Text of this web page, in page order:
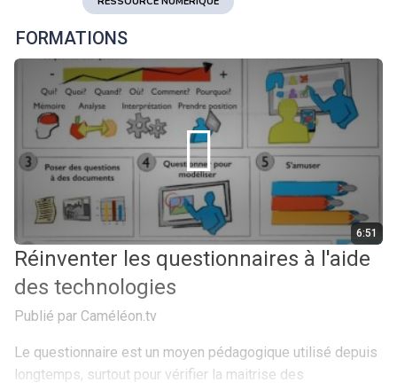
FORMATIONS
6:51
Réinventer les questionnaires à l'aide
des technologies
Publié par Caméléon.tv
Le questionnaire est un moyen pédagogique utilisé depuis
longtemps, surtout pour vérifier la maitrise des